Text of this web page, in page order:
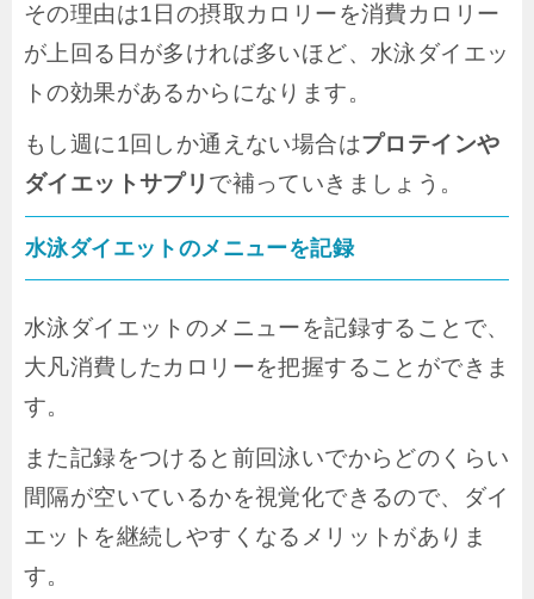
その理由は1日の摂取カロリーを消費カロリー
が上回る日が多ければ多いほど、水泳ダイエッ
トの効果があるからになります。
もし週に1回しか通えない場合はプロテインや
ダイエットサプリ で補っていきましょう。
水泳ダイエットのメニューを記録
水泳ダイエットのメニューを記録することで、
大凡消費したカロリーを把握することができま
す。
また記録をつけると前回泳いでからどのくらい
間隔が空いているかを視覚化できるので、ダイ
エットを継続しやすくなるメリットがありま
す。